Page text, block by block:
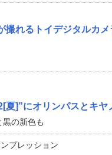
れるトイデジタルカメ
夏]”にオリンパスとキ
黒の新色も
プレッション